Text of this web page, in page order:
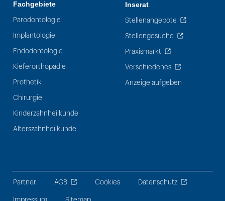
Fachgebiete
Parodontologie
Implantologie
Endodontologie
Kieferorthopädie
Prothetik
Chirurgie
Kinderzahnheilkunde
Alterszahnheilkunde
Inserat
Stellenangebote
Stellengesuche
Praxismarkt
Verschiedenes
Anzeige aufgeben
Partner AGB Cookies Datenschutz